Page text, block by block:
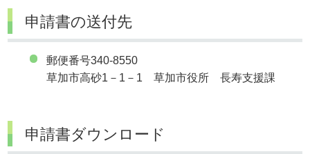
申請書の送付先
郵便番号340-8550
草加市高砂1－1－1 草加市役所 長寿支援課
申請書ダウンロード